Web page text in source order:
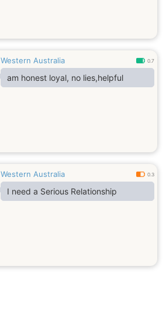
Western Australia 0.7
am honest loyal, no lies,helpful
Western Australia 0.3
I need a Serious Relationship